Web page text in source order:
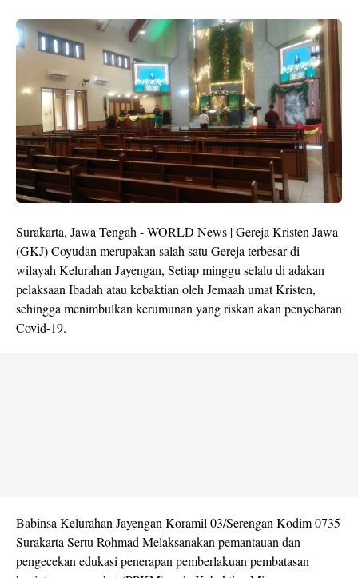
Surakarta, Jawa Tengah - WORLD News | Gereja Kristen Jawa
(GKJ) Coyudan merupakan salah satu Gereja terbesar di
wilayah Kelurahan Jayengan, Setiap minggu selalu di adakan
pelaksaan Ibadah atau kebaktian oleh Jemaah umat Kristen,
sehingga menimbulkan kerumunan yang riskan akan penyebaran
Covid-19.
Babinsa Kelurahan Jayengan Koramil 03/Serengan Kodim 0735
Surakarta Sertu Rohmad Melaksanakan pemantauan dan
pengecekan edukasi penerapan pemberlakuan pembatasan